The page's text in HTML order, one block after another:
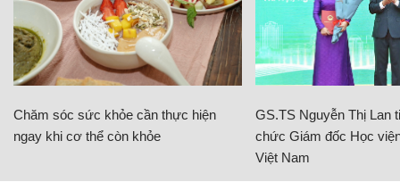
Chăm sóc sức khỏe cần thực hiện
ngay khi cơ thể còn khỏe
GS.TS Nguyễn Thị Lan
chức Giám đốc Học
Việt Nam